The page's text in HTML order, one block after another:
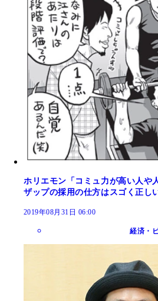
ホリエモン「コミュ力が高い人や
ザップの採用の仕方はスゴく正し
2019年08月31日 06:00
経済・